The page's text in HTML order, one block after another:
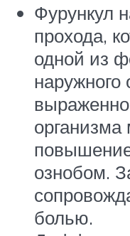
Фурункул
прохода,
одной из
наружного
организма
ознобом.
болью.